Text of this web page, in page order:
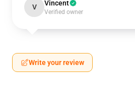
V Vincent
Verified owner
Write your review